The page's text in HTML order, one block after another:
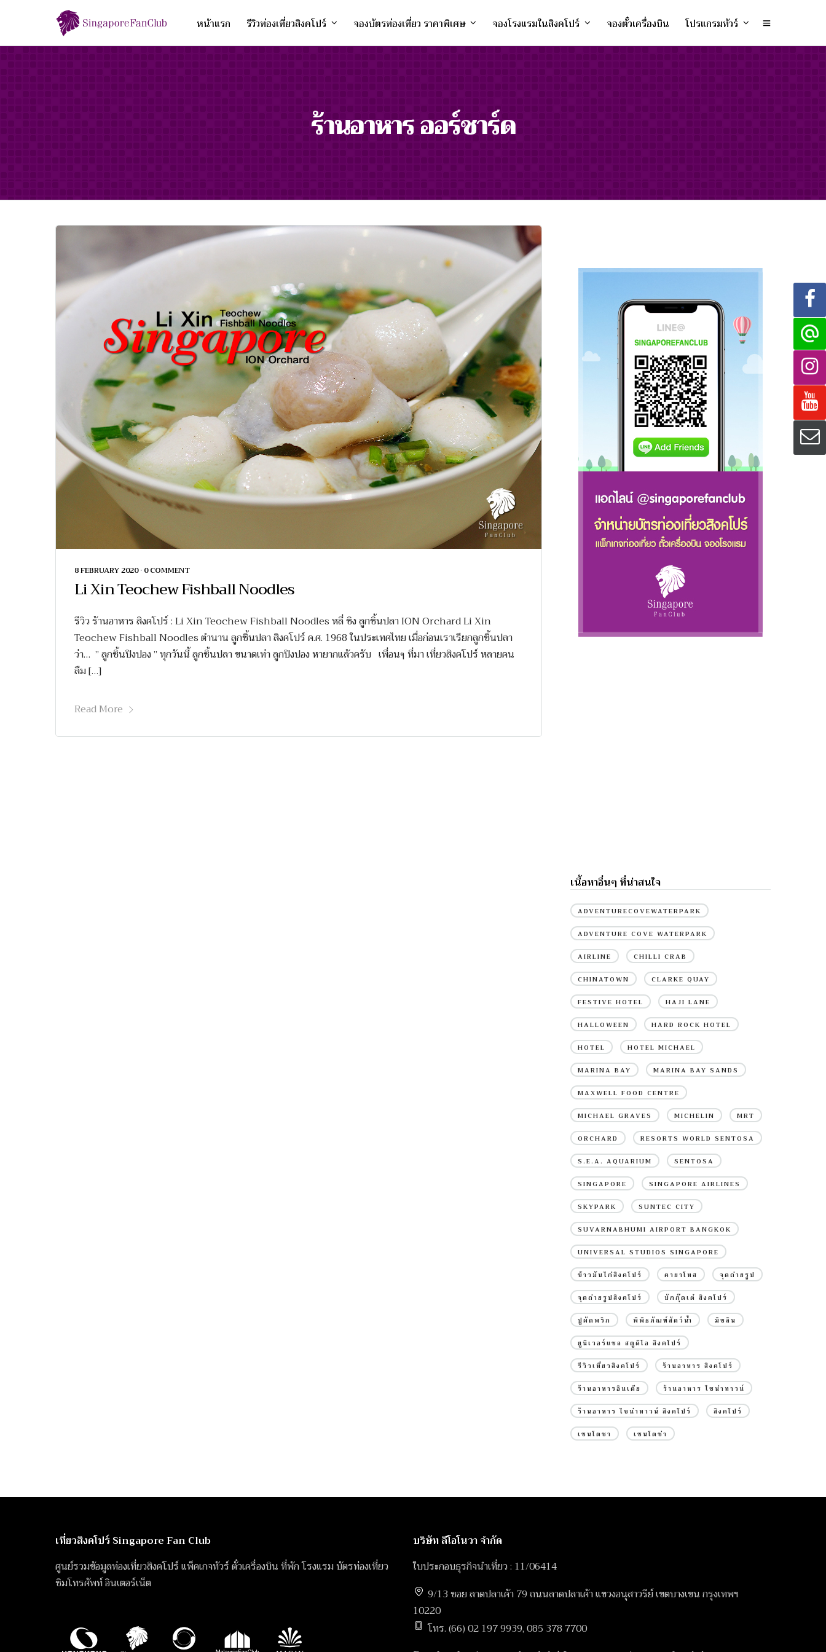
หน้าแรก รีวิวท่องเที่ยวสิงคโปร์ จองบัตรท่องเที่ยว ราคาพิเศษ จองโรงแรมในสิงคโปร์ จองตั๋วเครื่องบิน โปรแกรมทัวร์
ร้านอาหาร ออร์ชาร์ด
8 FEBRUARY 2020 • 0 COMMENT
Li Xin Teochew Fishball Noodles
รีวิว ร้านอาหาร สิงคโปร์ : Li Xin Teochew Fishball Noodles หลี่ ซิง ลูกชิ้นปลา ION Orchard Li Xin
Teochew Fishball Noodles ตำนาน ลูกชิ้นปลา สิงคโปร์ ค.ศ. 1968 ในประเทศไทย เมื่อก่อนเราเรียกลูกชิ้นปลา
ว่า… ” ลูกชิ้นปิงปอง ” ทุกวันนี้ ลูกชิ้นปลา ขนาดเท่า ลูกปิงปอง หายากแล้วครับ เพื่อนๆ ที่มา เที่ยวสิงคโปร์ หลายคน
ลืม […]
Read More
เนื้อหาอื่นๆ ที่น่าสนใจ
ADVENTURECOVEWATERPARK
ADVENTURE COVE WATERPARK
AIRLINE CHILLI CRAB
CHINATOWN CLARKE QUAY
FESTIVE HOTEL HAJI LANE
HALLOWEEN HARD ROCK HOTEL
HOTEL HOTEL MICHAEL
MARINA BAY MARINA BAY SANDS
MAXWELL FOOD CENTRE
MICHAEL GRAVES MICHELIN MRT
ORCHARD RESORTS WORLD SENTOSA
S.E.A. AQUARIUM SENTOSA
SINGAPORE SINGAPORE AIRLINES
SKYPARK SUNTEC CITY
SUVARNABHUMI AIRPORT BANGKOK
UNIVERSAL STUDIOS SINGAPORE
ข้าวมันไก่สิงคโปร์ คายาโทส จุดถ่ายรูป
จุดถ่ายรูปสิงคโปร์ บักกุ๊ดเต๋ สิงคโปร์
ปูผัดพริก พิพิธภัณฑ์สัตว์น้ำ มิชลิน
ยูนิเวอร์แซล สตูดิโอ สิงคโปร์
รีวิวเที่ยวสิงคโปร์ ร้านอาหาร สิงคโปร์
ร้านอาหารอินเดีย ร้านอาหาร ไชน่าทาวน์
ร้านอาหาร ไชน่าทาวน์ สิงคโปร์ สิงคโปร์
เซนโตซา เซนโตซ่า
เที่ยวสิงคโปร์ Singapore Fan Club
ศูนย์รวมข้อมูลท่องเที่ยวสิงคโปร์ แพ็คเกจทัวร์ ตั๋วเครื่องบิน ที่พัก โรงแรม บัตรท่องเที่ยว
ซิมโทรศัพท์ อินเตอร์เน็ต
บริษัท ลีโอโนวา จำกัด
ใบประกอบธุรกิจนำเที่ยว : 11/06414
9/13 ซอย ลาดปลาเค้า 79 ถนนลาดปลาเค้า แขวงอนุสาวรีย์ เขตบางเขน กรุงเทพฯ
10220
โทร. (66) 02 197 9939, 085 378 7700